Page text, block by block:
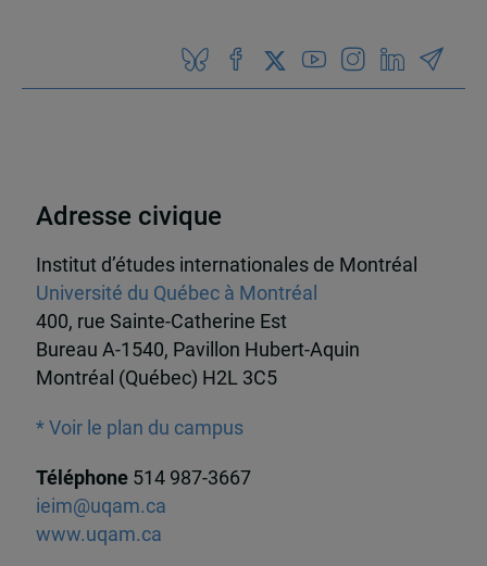
Adresse civique
Institut d’études internationales de Montréal
Université du Québec à Montréal
400, rue Sainte-Catherine Est
Bureau A-1540, Pavillon Hubert-Aquin
Montréal (Québec) H2L 3C5
* Voir le plan du campus
Téléphone 514 987-3667
ieim@uqam.ca
www.uqam.ca